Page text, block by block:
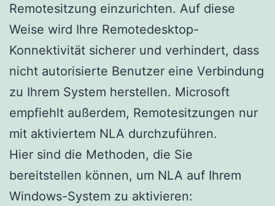
Remotesitzung einzurichten. Auf diese
Weise wird Ihre Remotedesktop-
Konnektivität sicherer und verhindert, dass
nicht autorisierte Benutzer eine Verbindung
zu Ihrem System herstellen. Microsoft
empfiehlt außerdem, Remotesitzungen nur
mit aktiviertem NLA durchzuführen.
Hier sind die Methoden, die Sie
bereitstellen können, um NLA auf Ihrem
Windows-System zu aktivieren: